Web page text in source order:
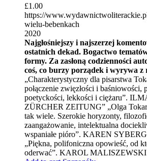
£1.00
https://
wielu-bebenkach
2020
Najgłośniejszy i najszerzej
ostatnich dekad. Bogactwo
formy. Za zasłoną codzienności
coś, co burzy porządek i wyrywa z
„Charakterystyczny dla pisarstwa
połączenie zwięzłości i baśniowości,
poetyckości, lekkości i ciężaru”.
ZÜRCHER ZEITUNG” „Olga
tak wiele. Szerokie horyzonty,
zaangażowanie, intelektualna
wspaniałe pióro”. KAREN
„Piękna, polifoniczna opowieść, od
oderwać”. KAROL MALISZEWSKI